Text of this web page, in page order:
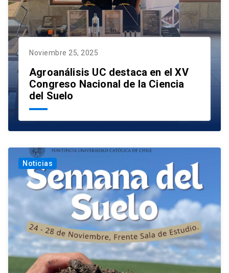
Noviembre 25, 2025
Agroanálisis UC destaca en el XV
Congreso Nacional de la Ciencia
del Suelo
Noticias